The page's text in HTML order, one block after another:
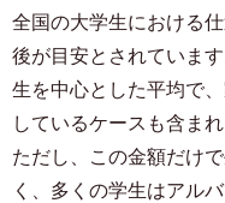
全国の大学生における
後が目安とされていま
生を中心とした平均で
しているケースも含まれ
ただし、この金額だけ
く、多くの学生はアル